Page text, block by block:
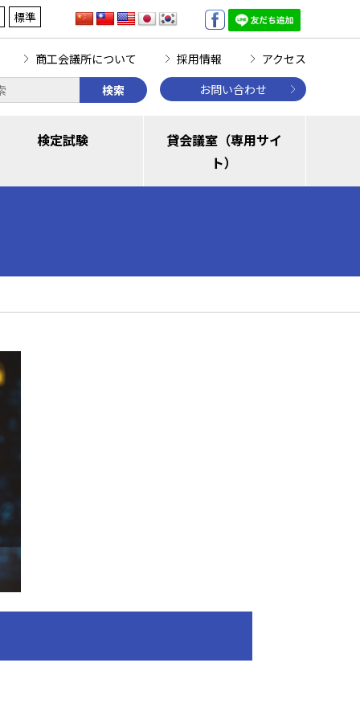
標準
商工会議所について 採用情報
アクセス
検索
お問い合わせ
検定試験
貸会議室（専用サイ
ト）